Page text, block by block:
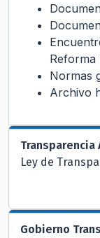
Reforma
Normas
Archivo
Transparencia
Ley de
Gobierno